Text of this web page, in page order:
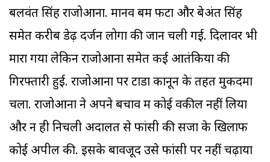
बलवंत सिंह राजोआना. मानव बम फटा और बेअंत सिंह
समेत करीब डेढ़ दर्जन लोगों की जान चली गई. दिलावर भी
मारा गया लेकिन राजोआना समेत कई आतंकियों की
गिरफ्तारी हुई. राजोआना पर टाडा कानून के तहत मुकदमा
चला. राजोआना ने अपने बचाव में कोई वकील नहीं लिया
और न ही निचली अदालत से फांसी की सजा के खिलाफ
कोई अपील की. इसके बावजूद उसे फांसी पर नहीं चढ़ाया